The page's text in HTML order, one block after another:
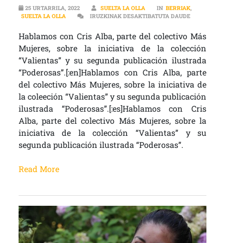
25 URTARRILA, 2022 SUELTA LA OLLA IN BERRIAK,
SUELTA LA OLLA
IRUZKINAK DESAKTIBATUTA DAUDE
Hablamos con Cris Alba, parte del colectivo Más
Mujeres, sobre la iniciativa de la colección
“Valientas” y su segunda publicación ilustrada
“Poderosas”.[:en]Hablamos con Cris Alba, parte
del colectivo Más Mujeres, sobre la iniciativa de
la coleeción “Valientas” y su segunda publicación
ilustrada “Poderosas”.[:es]Hablamos con Cris
Alba, parte del colectivo Más Mujeres, sobre la
iniciativa de la colección “Valientas” y su
segunda publicación ilustrada “Poderosas”.
Read More